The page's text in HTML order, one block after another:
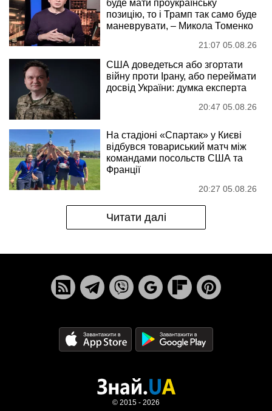
буде мати проукраїнську
позицію, то і Трамп так само буде
маневрувати, – Микола Томенко
21:07 05.08.26
США доведеться або згортати
війну проти Ірану, або переймати
досвід України: думка експерта
20:47 05.08.26
На стадіоні «Спартак» у Києві
відбувся товариський матч між
командами посольств США та
Франції
20:27 05.08.26
Читати далі
© 2015 - 2026